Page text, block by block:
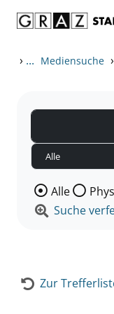
› ... Mediensuche ›
Wählen Sie
Alle
Suche
Zur